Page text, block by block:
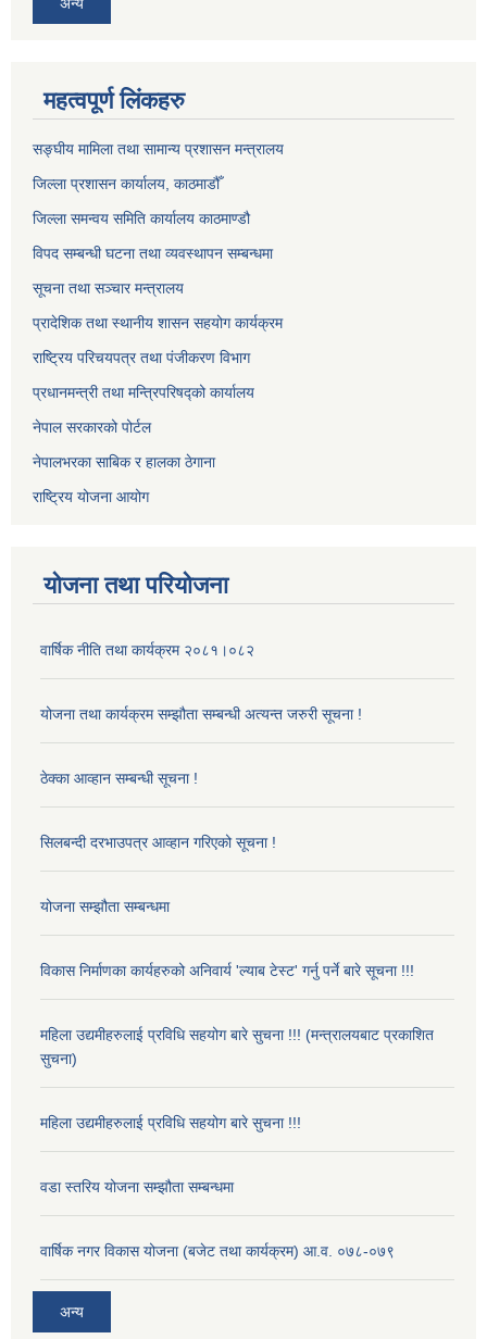
महत्वपूर्ण लिंकहरु
सङ्‍घीय मामिला तथा सामान्य प्रशासन मन्त्रालय
जिल्ला प्रशासन कार्यालय, काठमाडौँ
जिल्ला समन्वय समिति कार्यालय काठमाण्ड‌ौ
विपद सम्बन्धी घटना तथा व्यवस्थापन सम्बन्धमा
सूचना तथा सञ्चार मन्त्रालय
प्रादेशिक तथा स्थानीय शासन सहयोग कार्यक्रम
राष्ट्रिय परिचयपत्र तथा पंजीकरण विभाग
प्रधानमन्त्री तथा मन्त्रिपरिषद्को कार्यालय
नेपाल सरकारको पोर्टल
नेपालभरका साबिक र हालका ठेगाना
राष्ट्रिय योजना आयोग
योजना तथा परियोजना
वार्षिक नीति तथा कार्यक्रम २०८१।०८२
योजना तथा कार्यक्रम सम्झौता सम्बन्धी अत्यन्त जरुरी सूचना !
ठेक्का आव्हान सम्बन्धी सूचना !
सिलबन्दी दरभाउपत्र आव्हान गरिएको सूचना !
योजना सम्झौता सम्बन्धमा
विकास निर्माणका कार्यहरुको अनिवार्य 'ल्याब टेस्ट' गर्नु पर्ने बारे सूचना !!!
महिला उद्यमीहरुलाई प्रविधि सहयोग बारे सुचना !!! (मन्त्रालयबाट प्रकाशित
सुचना)
महिला उद्यमीहरुलाई प्रविधि सहयोग बारे सुचना !!!
वडा स्तरिय योजना सम्झौता सम्बन्धमा
वार्षिक नगर विकास योजना (बजेट तथा कार्यक्रम) आ.व. ०७८-०७९
अन्य